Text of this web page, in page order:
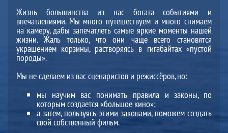
Жизнь большинства из нас богата событиями и
впечатлениями. Мы много путешествуем и много снимаем
на камеру, дабы запечатлеть самые яркие моменты нашей
жизни. Жаль только, что они чаще всего становятся
украшением корзины, растворяясь в гигабайтах «пустой
породы».
Мы не сделаем из вас сценаристов и режиссёров, но:
мы научим вас понимать правила и законы, по
которым создается «большое кино»;
а затем, пользуясь этими законами, поможем создать
свой собственный фильм.